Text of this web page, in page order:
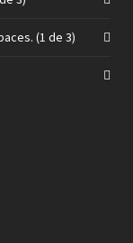
(1 de 3)